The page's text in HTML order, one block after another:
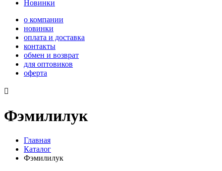
Новинки
о компании
новинки
оплата и доставка
контакты
обмен и возврат
для оптовиков
оферта

Фэмилилук
Главная
Каталог
Фэмилилук